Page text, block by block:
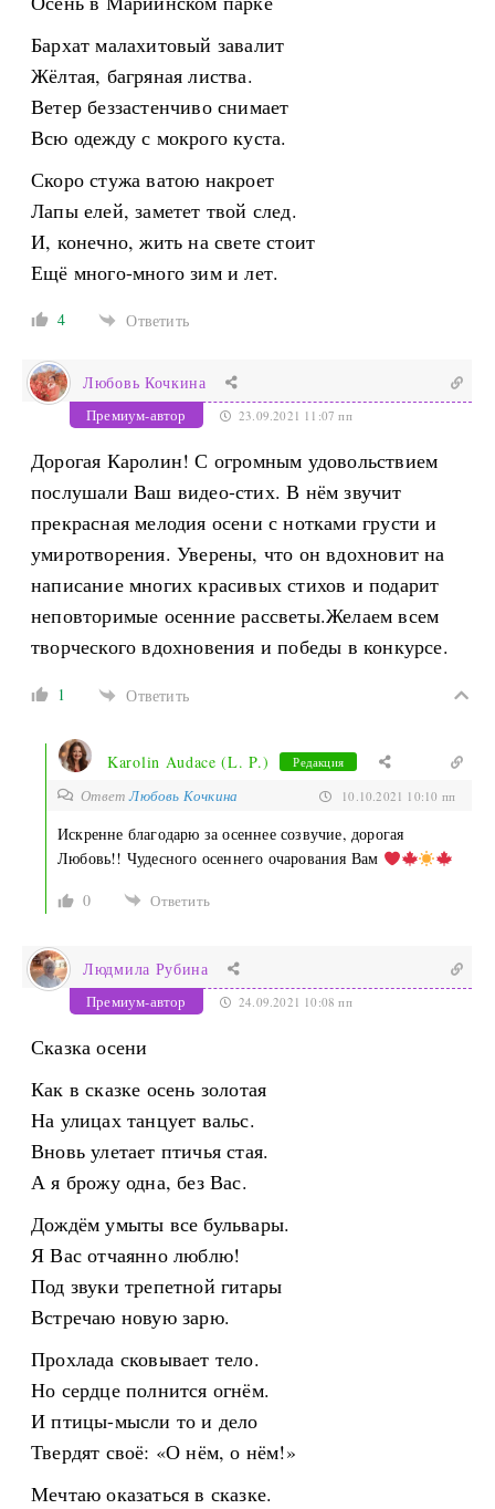
Бархат малахитовый завалит
Жёлтая, багряная листва.
Ветер беззастенчиво снимает
Всю одежду с мокрого куста.
Скоро стужа ватою накроет
Лапы елей, заметет твой след.
И, конечно, жить на свете стоит
Ещё много-много зим и лет.
4 Ответить
Любовь Кочкина
Премиум-автор 23.09.2021 11:07 пп
Дорогая Каролин! С огромным удовольствием
послушали Ваш видео-стих. В нём звучит
прекрасная мелодия осени с нотками грусти и
умиротворения. Уверены, что он вдохновит на
написание многих красивых стихов и подарит
неповторимые осенние рассветы.Желаем всем
творческого вдохновения и победы в конкурсе.
1 Ответить
Karolin Audace (L. P.) Редакция
ОтветЛюбовь Кочкина 10.10.2021 10:10 пп
Искренне благодарю за осеннее созвучие, дорогая
Любовь!! Чудесного осеннего очарования Вам
0
Ответить
Людмила Рубина
Премиум-автор 24.09.2021 10:08 пп
Сказка осени
Как в сказке осень золотая
На улицах танцует вальс.
Вновь улетает птичья стая.
А я брожу одна, без Вас.
Дождём умыты все бульвары.
Я Вас отчаянно люблю!
Под звуки трепетной гитары
Встречаю новую зарю.
Прохлада сковывает тело.
Но сердце полнится огнём.
И птицы-мысли то и дело
Твердят своё: «О нём, о нём!»
Мечтаю оказаться в сказке.